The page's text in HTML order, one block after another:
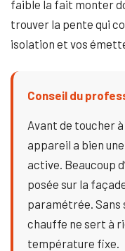
faible la fait monter
trouver la pente qui
isolation et vos
Conseil du
Avant de toucher
appareil a bien
active. Beaucoup
posée sur la
paramétrée. Sans
chauffe ne sert à
température fixe.